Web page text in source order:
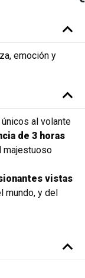
emoción y
al volante
de 3 horas
majestuoso
vistas
mundo, y del